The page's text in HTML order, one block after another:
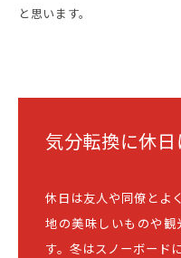
と思います。
気分転換に休
休日は友人や同僚とよ
地の美味しいものや
す。冬はスノーボード